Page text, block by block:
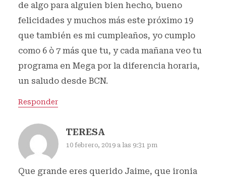
de algo para alguien bien hecho, bueno
felicidades y muchos más este próximo 19
que también es mi cumpleaños, yo cumplo
como 6 ò 7 más que tu, y cada mañana veo tu
programa en Mega por la diferencia horaria,
un saludo desde BCN.
Responder
TERESA
10 febrero, 2019 a las 9:31 pm
Que grande eres querido Jaime, que ironia